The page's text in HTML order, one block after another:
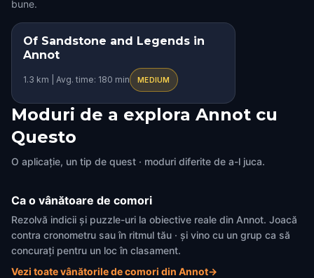
bune.
Of Sandstone and Legends in
Annot
1.3 km | Avg. time: 180 min MEDIUM
Moduri de a explora Annot cu
Questo
O aplicație, un tip de quest · moduri diferite de a-l juca.
Ca o vânătoare de comori
Rezolvă indicii și puzzle-uri la obiective reale din Annot. Joacă
contra cronometru sau în ritmul tău · și vino cu un grup ca să
concurați pentru un loc în clasament.
Vezi toate vânătorile de comori din Annot→